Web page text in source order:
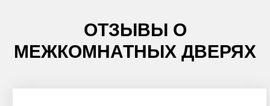
ОТЗЫВЫ О
МЕЖКОМНАТНЫХ ДВЕРЯХ